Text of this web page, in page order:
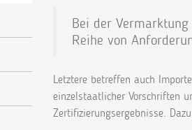
Bei der
Reihe von
Letztere betreffen auch
einzelstaatlicher Vorschriften
Zertifizierungsergebnisse.